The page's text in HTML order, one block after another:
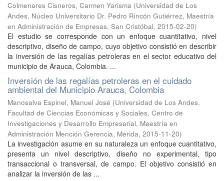
Colmenares Cisneros, Carmen Yarisma (Universidad de Los
Andes, Núcleo Universitario Dr. Pedro Rincón Gutiérrez, Maestría
en Administración de Empresas, San Cristóbal, 2015-02-20)
El estudio se corresponde con un enfoque cuantitativo, nivel
descriptivo, diseño de campo, cuyo objetivo consistió en describir
la inversión de las regalías petroleras en el sector educativo del
municipio de Arauca, Colombia. ...
Inversión de las regalías petroleras en el cuidado
ambiental del Municipio Arauca, Colombia
Manosalva Espinel, Manuel José (Universidad de Los Andes,
Facultad de Ciencias Económicas y Sociales, Centro de
Investigaciones y Desarrollo Empresarial, Maestría en
Administración Mención Gerencia, Mérida, 2015-11-20)
La investigación asume en su naturaleza un enfoque cuantitativo,
presenta un nivel descriptivo, diseño no experimental, tipo
transaccional o transversal, de campo. El objetivo consistió en
analizar la inversión de las ...